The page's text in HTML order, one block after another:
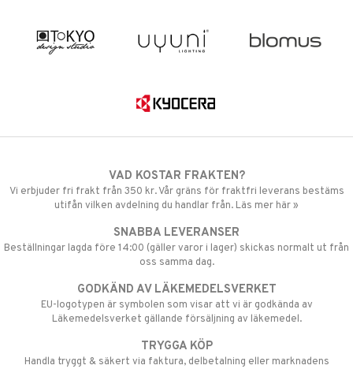
VAD KOSTAR FRAKTEN?
Vi erbjuder fri frakt från 350 kr. Vår gräns för fraktfri leverans bestäms
utifån vilken avdelning du handlar från. Läs mer här »
SNABBA LEVERANSER
Beställningar lagda före 14:00 (gäller varor i lager) skickas normalt ut från
oss samma dag.
GODKÄND AV LÄKEMEDELSVERKET
EU-logotypen är symbolen som visar att vi är godkända av
Läkemedelsverket gällande försäljning av läkemedel.
TRYGGA KÖP
Handla tryggt & säkert via faktura, delbetalning eller marknadens